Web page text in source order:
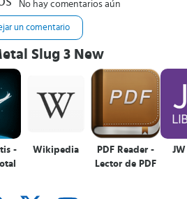
No hay comentarios aún
un comentario
Slug 3 New
-
Wikipedia
PDF Reader -
Lector de PDF